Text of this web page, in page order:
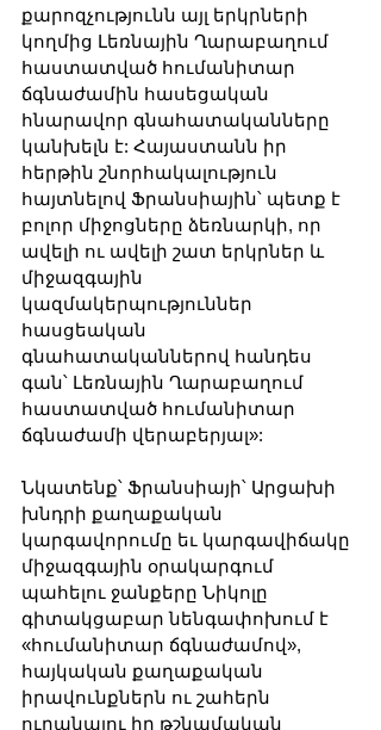
քարոզչությունն այլ երկրների
կողմից Լեռնային Ղարաբաղում
հաստատված հումանիտար
ճգնաժամին հասեցական
հնարավոր գնահատականները
կանխելն է: Հայաստանն իր
հերթին շնորհակալություն
հայտնելով Ֆրանսիային՝ պետք է
բոլոր միջոցները ձեռնարկի, որ
ավելի ու ավելի շատ երկրներ և
միջազգային
կազմակերպություններ
հասցեական
գնահատականներով հանդես
գան՝ Լեռնային Ղարաբաղում
հաստատված հումանիտար
ճգնաժամի վերաբերյալ»:
Նկատենք՝ Ֆրանսիայի՝ Արցախի
խնդրի քաղաքական
կարգավորումը եւ կարգավիճակը
միջազգային օրակարգում
պահելու ջանքերը Նիկոլը
գիտակցաբար նենգափոխում է
«հումանիտար ճգնաժամով»,
հայկական քաղաքական
իրավունքներն ու շահերն
ուրանալու իր թշնամական